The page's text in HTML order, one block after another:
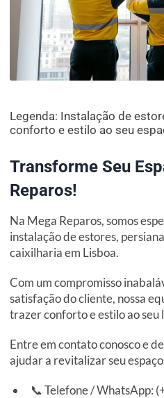
Legenda: Instalação de
conforto e estilo ao seu
Transforme Seu
Reparos!
Na Mega Reparos, somos
instalação de estores,
caixilharia em Lisboa.
Com um compromisso
satisfação do cliente, nossa
trazer conforto e estilo ao seu
Entre em contato conosco e
ajudar a revitalizar seu
📞 Telefone / WhatsApp: